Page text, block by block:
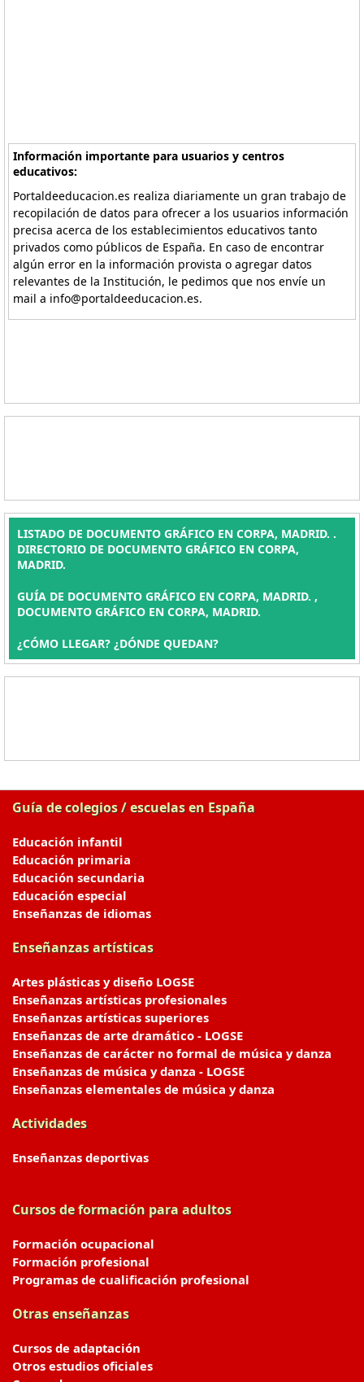
Información importante para usuarios y centros
educativos:
Portaldeeducacion.es realiza diariamente un gran trabajo de
recopilación de datos para ofrecer a los usuarios información
precisa acerca de los establecimientos educativos tanto
privados como públicos de España. En caso de encontrar
algún error en la información provista o agregar datos
relevantes de la Institución, le pedimos que nos envíe un
mail a info@portaldeeducacion.es.
LISTADO DE DOCUMENTO GRÁFICO EN CORPA, MADRID. .
DIRECTORIO DE DOCUMENTO GRÁFICO EN CORPA,
MADRID.
GUÍA DE DOCUMENTO GRÁFICO EN CORPA, MADRID. ,
DOCUMENTO GRÁFICO EN CORPA, MADRID.
¿CÓMO LLEGAR? ¿DÓNDE QUEDAN?
Guía de colegios / escuelas en España
Educación infantil
Educación primaria
Educación secundaria
Educación especial
Enseñanzas de idiomas
Enseñanzas artísticas
Artes plásticas y diseño LOGSE
Enseñanzas artísticas profesionales
Enseñanzas artísticas superiores
Enseñanzas de arte dramático - LOGSE
Enseñanzas de carácter no formal de música y danza
Enseñanzas de música y danza - LOGSE
Enseñanzas elementales de música y danza
Actividades
Enseñanzas deportivas
Cursos de formación para adultos
Formación ocupacional
Formación profesional
Programas de cualificación profesional
Otras enseñanzas
Cursos de adaptación
Otros estudios oficiales